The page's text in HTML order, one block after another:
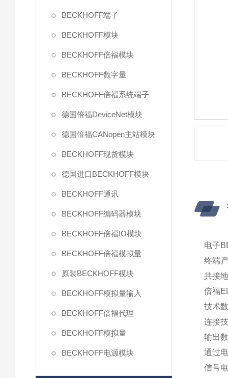
BECKHOFF端子
BECKHOFF模块
BECKHOFF倍福模块
BECKHOFF数字量
BECKHOFF倍福系统端子
德国倍福DeviceNet模块
德国倍福CANopen主站模块
BECKHOFF现货模块
德国进口BECKHOFF模块
BECKHOFF通讯
BECKHOFF编码器模块
BECKHOFF倍福IO模块
BECKHOFF倍福模拟量
原装BECKHOFF模块
BECKHOFF模拟量输入
BECKHOFF倍福代理
BECKHOFF模拟量
BECKHOFF电源模块
电子
终端
共接
倍福
技术
连接
输出
通过
信号